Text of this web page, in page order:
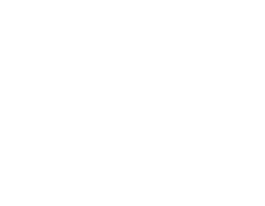
sua equipe
de problemas
do Unity
com suporte especializado